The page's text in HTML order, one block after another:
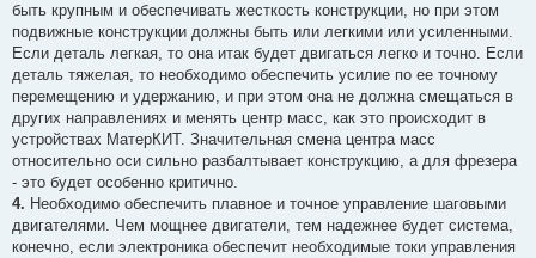
быть крупным и обеспечивать жесткость конструкции, но при этом
подвижные конструкции должны быть или легкими или усиленными.
Если деталь легкая, то она итак будет двигаться легко и точно. Если
деталь тяжелая, то необходимо обеспечить усилие по ее точному
перемещению и удержанию, и при этом она не должна смещаться в
других направлениях и менять центр масс, как это происходит в
устройствах МатерКИТ. Значительная смена центра масс
относительно оси сильно разбалтывает конструкцию, а для фрезера
- это будет особенно критично.
4. Необходимо обеспечить плавное и точное управление шаговыми
двигателями. Чем мощнее двигатели, тем надежнее будет система,
конечно, если электроника обеспечит необходимые токи управления